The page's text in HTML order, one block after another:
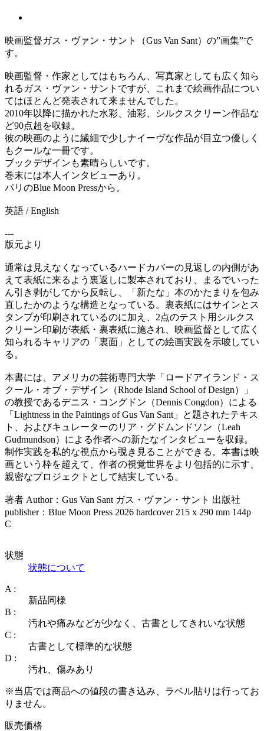
映画監督ガス・ヴァン・サント（Gus Van Sant）の”画集”で
す。
映画監督・作家としてはもちろん、写真家としても広く知ら
れるガス・ヴァン・サントですが、これまで絵画作品につい
てはほとんど発表されて来ませんでした。
2010年以降に描かれた水彩、油彩、シルクスクリーン作品な
ど90点超を収録。
彼の映画のように繊細で少しナイーヴな作品が目立つ優しく
もクールな一冊です。
ブックデザインも素晴らしいです。
巻末には本人インタビューあり。
パリのBlue Moon Pressから。
英語 / English
---
版元より
通常は見えなくなっているハードカバーの見返しの内側があ
えて表紙に来るよう裏返しに製本されており、まるでいった
ん引き剥がしてから反転し、「新たな」本のかたまりを包み
直したかのような構造となっている。裏表紙にはサインとス
タンプが印刷されているのに加え、2点のテスト用シルクス
クリーン印刷が表紙・裏表紙に施され、映画監督として広く
知られるキャリアの「裏面」としての絵画実践を示唆してい
る。
本書には、アメリカの芸術専門大学「ロードアイランド・ス
クール・オブ・デザイン（Rhode Island School of Design）」
の教授であるデニス・コングドン（Dennis Congdon）による
「Lightness in the Paintings of Gus Van Sant」と題されたテキス
ト、およびキュレーターのリア・グドムンドソン（Leah
Gudmundson）による作者への新たなインタビューを収録。
制作実践を私的な視点から覗き見ることができる。本書は映
画という枠を超えて、作者の視覚世界をより包括的に示す、
親密なプロジェクトとして結実している。
著者 Author：Gus Van Sant ガス・ヴァン・サント 出版社
publisher：Blue Moon Press 2026 hardcover 215 x 290 mm 144p
C
状態
状態について
A :
新品同様
B :
汚れや痛みなどが少なく、古書としてきれいな状態
C :
古書として標準的な状態
D :
汚れ、傷みあり
※当店では商品への値段の書き込み、ラベル貼りは行ってお
りません。
販売価格